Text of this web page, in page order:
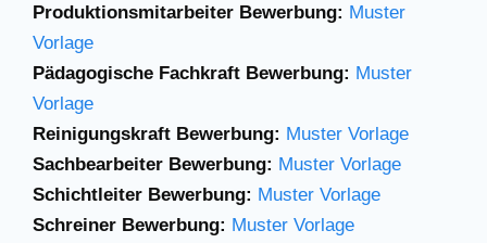
Produktionsmitarbeiter Bewerbung: Muster
Vorlage
Pädagogische Fachkraft Bewerbung: Muster
Vorlage
Reinigungskraft Bewerbung: Muster Vorlage
Sachbearbeiter Bewerbung: Muster Vorlage
Schichtleiter Bewerbung: Muster Vorlage
Schreiner Bewerbung: Muster Vorlage